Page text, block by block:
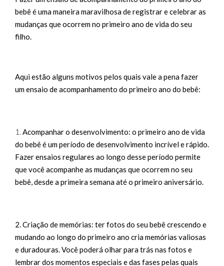
o de
acom
panha
ment
bebê é uma maneira maravilhosa de registrar e celebrar as
mudanças que ocorrem no primeiro ano de vida do seu
filho.
Aqui estão alguns motivos pelos quais vale a pena fazer
um ensaio de acompanhamento do primeiro ano do bebê:
1. Acompanhar o desenvolvimento: o primeiro ano de vida
do bebê é um período de desenvolvimento incrível e rápido.
Fazer ensaios regulares ao longo desse período permite
que você acompanhe as mudanças que ocorrem no seu
bebê, desde a primeira semana até o primeiro aniversário.
2. Criação de memórias: ter fotos do seu bebê crescendo e
mudando ao longo do primeiro ano cria memórias valiosas
e duradouras. Você poderá olhar para trás nas fotos e
lembrar dos momentos especiais e das fases pelas quais